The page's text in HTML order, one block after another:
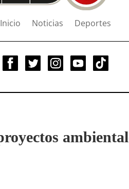
Inicio Noticias Deportes